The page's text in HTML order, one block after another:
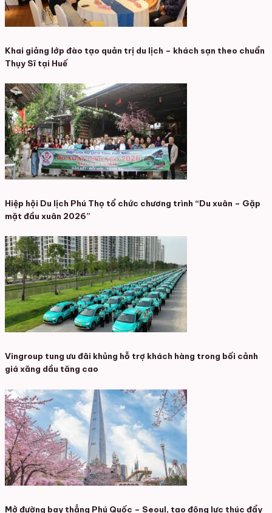
Khai giảng lớp đào tạo quản trị du lịch – khách sạn theo chuẩn
Thụy Sĩ tại Huế
Hiệp hội Du lịch Phú Thọ tổ chức chương trình “Du xuân – Gặp
mặt đầu xuân 2026”
Vingroup tung ưu đãi khủng hỗ trợ khách hàng trong bối cảnh
giá xăng dầu tăng cao
Mở đường bay thẳng Phú Quốc – Seoul, tạo động lực thúc đẩy